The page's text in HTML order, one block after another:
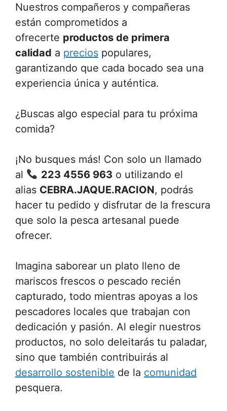
Nuestros compañeros y compañeras
están comprometidos a
ofrecerte productos de primera
calidad a precios populares,
garantizando que cada bocado sea una
experiencia única y auténtica.
¿Buscas algo especial para tu próxima
comida?
¡No busques más! Con solo un llamado
al
223 4556 963 o utilizando el
alias CEBRA.JAQUE.RACION, podrás
hacer tu pedido y disfrutar de la frescura
que solo la pesca artesanal puede
ofrecer.
Imagina saborear un plato lleno de
mariscos frescos o pescado recién
capturado, todo mientras apoyas a los
pescadores locales que trabajan con
dedicación y pasión. Al elegir nuestros
productos, no solo deleitarás tu paladar,
sino que también contribuirás al
desarrollo sostenible de la comunidad
pesquera.